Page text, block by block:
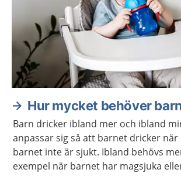
Hur mycket behöver
Barn dricker ibland mer och ibland
anpassar sig så att barnet dricker
barnet inte är sjukt. Ibland behövs
exempel när barnet har magsjuka